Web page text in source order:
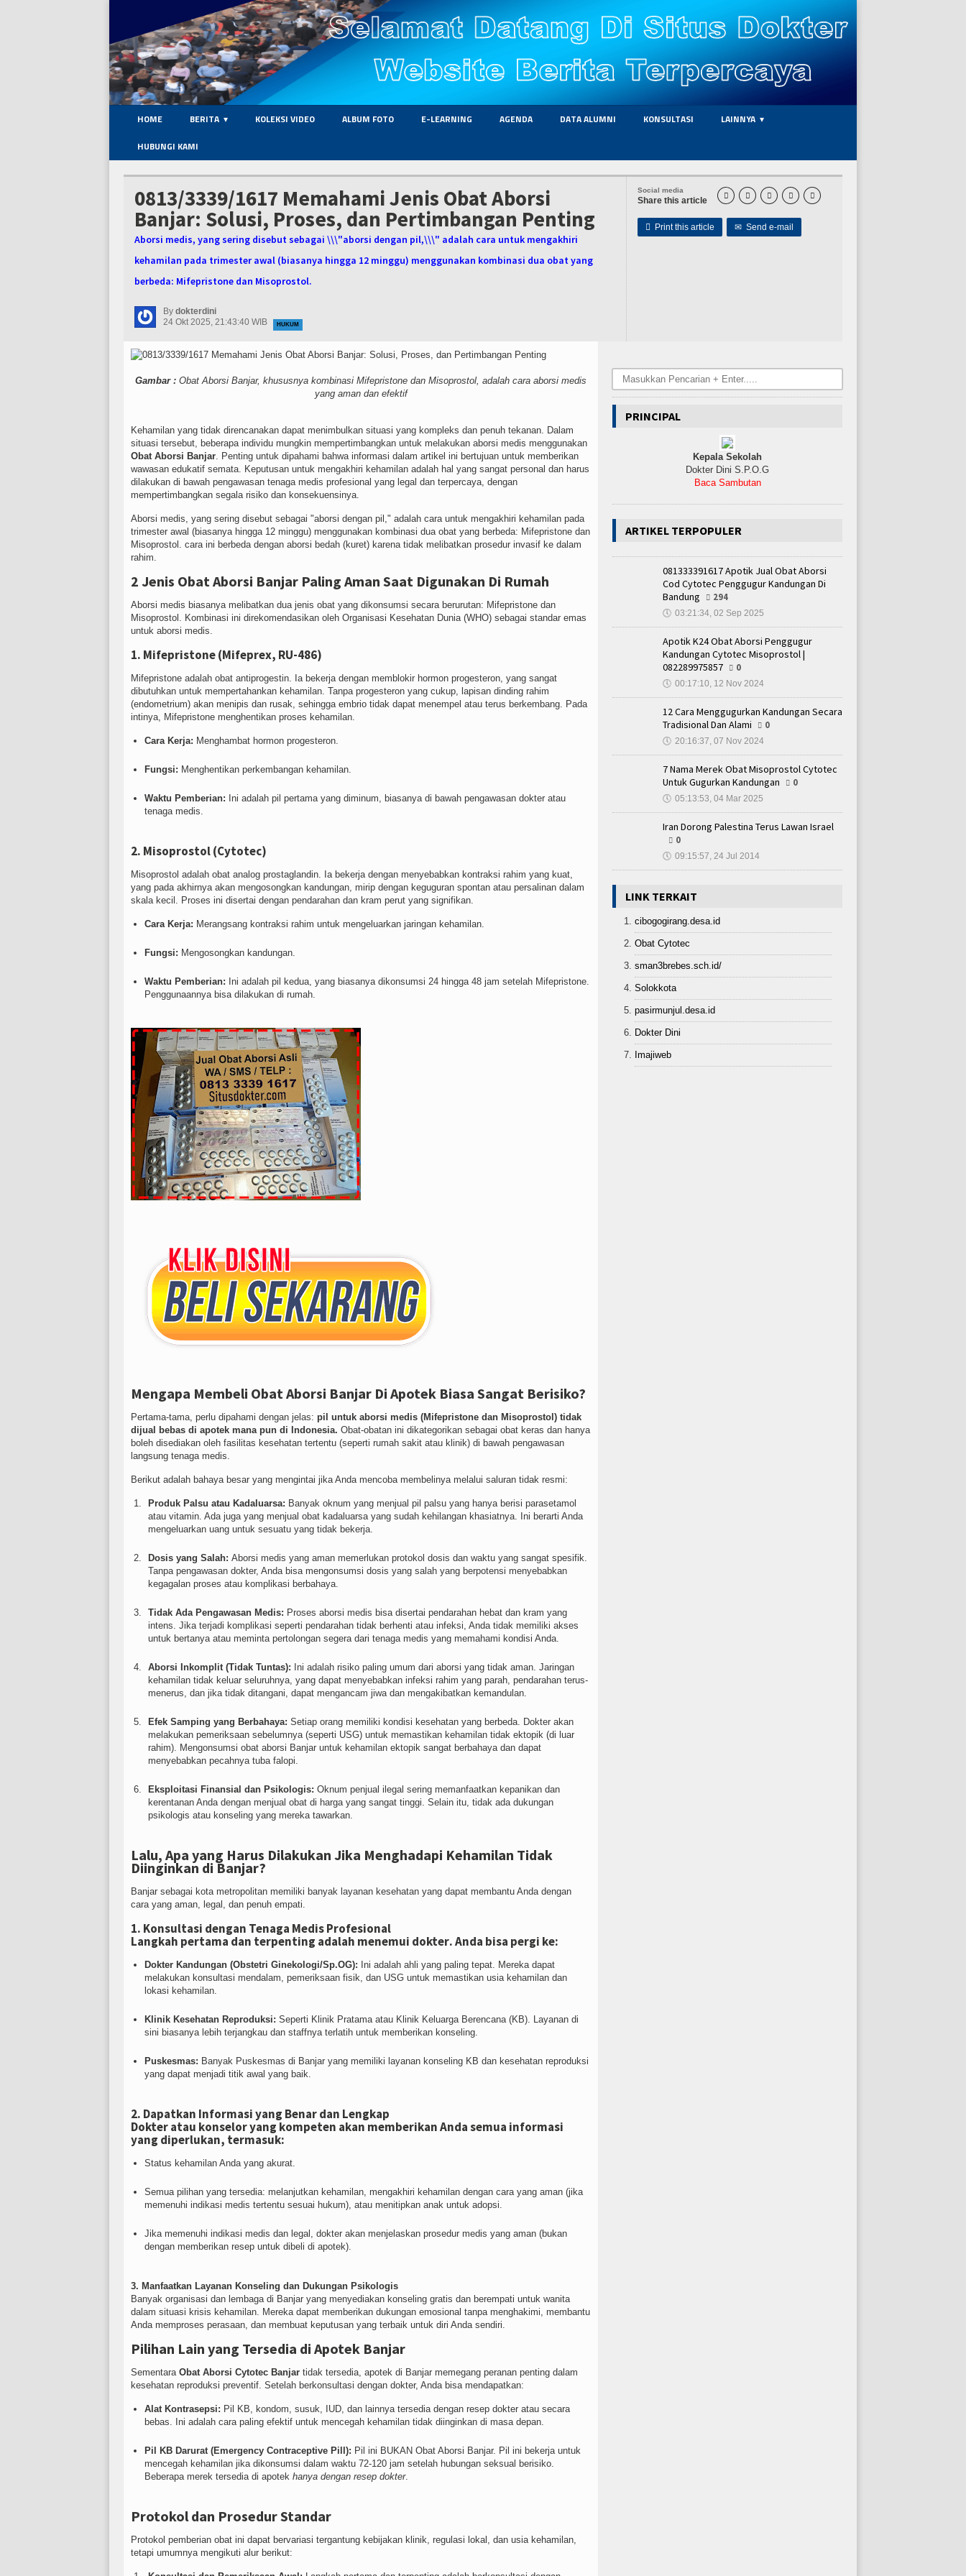
HOME BERITA KOLEKSI VIDEO ALBUM FOTO E-LEARNING AGENDA DATA ALUMNI KONSULTASI
LAINNYA
HUBUNGI KAMI
Social media
Share this article     
 Print this article ✉ Send e-mail
0813/3339/1617 Memahami Jenis Obat Aborsi
Banjar: Solusi, Proses, dan Pertimbangan Penting
Aborsi medis, yang sering disebut sebagai \\\"aborsi dengan pil,\\\" adalah cara untuk mengakhiri
kehamilan pada trimester awal (biasanya hingga 12 minggu) menggunakan kombinasi dua obat yang
berbeda: Mifepristone dan Misoprostol.
By dokterdini
24 Okt 2025, 21:43:40 WIB
HUKUM
Gambar : Obat Aborsi Banjar, khususnya kombinasi Mifepristone dan Misoprostol, adalah cara aborsi medis
yang aman dan efektif
Kehamilan yang tidak direncanakan dapat menimbulkan situasi yang kompleks dan penuh tekanan. Dalam
situasi tersebut, beberapa individu mungkin mempertimbangkan untuk melakukan aborsi medis menggunakan
Obat Aborsi Banjar. Penting untuk dipahami bahwa informasi dalam artikel ini bertujuan untuk memberikan
wawasan edukatif semata. Keputusan untuk mengakhiri kehamilan adalah hal yang sangat personal dan harus
dilakukan di bawah pengawasan tenaga medis profesional yang legal dan terpercaya, dengan
mempertimbangkan segala risiko dan konsekuensinya.
Aborsi medis, yang sering disebut sebagai "aborsi dengan pil," adalah cara untuk mengakhiri kehamilan pada
trimester awal (biasanya hingga 12 minggu) menggunakan kombinasi dua obat yang berbeda: Mifepristone dan
Misoprostol. cara ini berbeda dengan aborsi bedah (kuret) karena tidak melibatkan prosedur invasif ke dalam
rahim.
2 Jenis Obat Aborsi Banjar Paling Aman Saat Digunakan Di Rumah
Aborsi medis biasanya melibatkan dua jenis obat yang dikonsumsi secara berurutan: Mifepristone dan
Misoprostol. Kombinasi ini direkomendasikan oleh Organisasi Kesehatan Dunia (WHO) sebagai standar emas
untuk aborsi medis.
1. Mifepristone (Mifeprex, RU-486)
Mifepristone adalah obat antiprogestin. Ia bekerja dengan memblokir hormon progesteron, yang sangat
dibutuhkan untuk mempertahankan kehamilan. Tanpa progesteron yang cukup, lapisan dinding rahim
(endometrium) akan menipis dan rusak, sehingga embrio tidak dapat menempel atau terus berkembang. Pada
intinya, Mifepristone menghentikan proses kehamilan.
Cara Kerja: Menghambat hormon progesteron.
Fungsi: Menghentikan perkembangan kehamilan.
Waktu Pemberian: Ini adalah pil pertama yang diminum, biasanya di bawah pengawasan dokter atau
tenaga medis.
2. Misoprostol (Cytotec)
Misoprostol adalah obat analog prostaglandin. Ia bekerja dengan menyebabkan kontraksi rahim yang kuat,
yang pada akhirnya akan mengosongkan kandungan, mirip dengan keguguran spontan atau persalinan dalam
skala kecil. Proses ini disertai dengan pendarahan dan kram perut yang signifikan.
Cara Kerja: Merangsang kontraksi rahim untuk mengeluarkan jaringan kehamilan.
Fungsi: Mengosongkan kandungan.
Waktu Pemberian: Ini adalah pil kedua, yang biasanya dikonsumsi 24 hingga 48 jam setelah Mifepristone.
Penggunaannya bisa dilakukan di rumah.
Mengapa Membeli Obat Aborsi Banjar Di Apotek Biasa Sangat Berisiko?
Pertama-tama, perlu dipahami dengan jelas: pil untuk aborsi medis (Mifepristone dan Misoprostol) tidak
dijual bebas di apotek mana pun di Indonesia. Obat-obatan ini dikategorikan sebagai obat keras dan hanya
boleh disediakan oleh fasilitas kesehatan tertentu (seperti rumah sakit atau klinik) di bawah pengawasan
langsung tenaga medis.
Berikut adalah bahaya besar yang mengintai jika Anda mencoba membelinya melalui saluran tidak resmi:
Produk Palsu atau Kadaluarsa: Banyak oknum yang menjual pil palsu yang hanya berisi parasetamol
atau vitamin. Ada juga yang menjual obat kadaluarsa yang sudah kehilangan khasiatnya. Ini berarti Anda
mengeluarkan uang untuk sesuatu yang tidak bekerja.
Dosis yang Salah: Aborsi medis yang aman memerlukan protokol dosis dan waktu yang sangat spesifik.
Tanpa pengawasan dokter, Anda bisa mengonsumsi dosis yang salah yang berpotensi menyebabkan
kegagalan proses atau komplikasi berbahaya.
Tidak Ada Pengawasan Medis: Proses aborsi medis bisa disertai pendarahan hebat dan kram yang
intens. Jika terjadi komplikasi seperti pendarahan tidak berhenti atau infeksi, Anda tidak memiliki akses
untuk bertanya atau meminta pertolongan segera dari tenaga medis yang memahami kondisi Anda.
Aborsi Inkomplit (Tidak Tuntas): Ini adalah risiko paling umum dari aborsi yang tidak aman. Jaringan
kehamilan tidak keluar seluruhnya, yang dapat menyebabkan infeksi rahim yang parah, pendarahan terus-
menerus, dan jika tidak ditangani, dapat mengancam jiwa dan mengakibatkan kemandulan.
Efek Samping yang Berbahaya: Setiap orang memiliki kondisi kesehatan yang berbeda. Dokter akan
melakukan pemeriksaan sebelumnya (seperti USG) untuk memastikan kehamilan tidak ektopik (di luar
rahim). Mengonsumsi obat aborsi Banjar untuk kehamilan ektopik sangat berbahaya dan dapat
menyebabkan pecahnya tuba falopi.
Eksploitasi Finansial dan Psikologis: Oknum penjual ilegal sering memanfaatkan kepanikan dan
kerentanan Anda dengan menjual obat di harga yang sangat tinggi. Selain itu, tidak ada dukungan
psikologis atau konseling yang mereka tawarkan.
Lalu, Apa yang Harus Dilakukan Jika Menghadapi Kehamilan Tidak
Diinginkan di Banjar?
Banjar sebagai kota metropolitan memiliki banyak layanan kesehatan yang dapat membantu Anda dengan
cara yang aman, legal, dan penuh empati.
1. Konsultasi dengan Tenaga Medis Profesional
Langkah pertama dan terpenting adalah menemui dokter. Anda bisa pergi ke:
Dokter Kandungan (Obstetri Ginekologi/Sp.OG): Ini adalah ahli yang paling tepat. Mereka dapat
melakukan konsultasi mendalam, pemeriksaan fisik, dan USG untuk memastikan usia kehamilan dan
lokasi kehamilan.
Klinik Kesehatan Reproduksi: Seperti Klinik Pratama atau Klinik Keluarga Berencana (KB). Layanan di
sini biasanya lebih terjangkau dan staffnya terlatih untuk memberikan konseling.
Puskesmas: Banyak Puskesmas di Banjar yang memiliki layanan konseling KB dan kesehatan reproduksi
yang dapat menjadi titik awal yang baik.
2. Dapatkan Informasi yang Benar dan Lengkap
Dokter atau konselor yang kompeten akan memberikan Anda semua informasi
yang diperlukan, termasuk:
Status kehamilan Anda yang akurat.
Semua pilihan yang tersedia: melanjutkan kehamilan, mengakhiri kehamilan dengan cara yang aman (jika
memenuhi indikasi medis tertentu sesuai hukum), atau menitipkan anak untuk adopsi.
Jika memenuhi indikasi medis dan legal, dokter akan menjelaskan prosedur medis yang aman (bukan
dengan memberikan resep untuk dibeli di apotek).
3. Manfaatkan Layanan Konseling dan Dukungan Psikologis
Banyak organisasi dan lembaga di Banjar yang menyediakan konseling gratis dan berempati untuk wanita
dalam situasi krisis kehamilan. Mereka dapat memberikan dukungan emosional tanpa menghakimi, membantu
Anda memproses perasaan, dan membuat keputusan yang terbaik untuk diri Anda sendiri.
Pilihan Lain yang Tersedia di Apotek Banjar
Sementara Obat Aborsi Cytotec Banjar tidak tersedia, apotek di Banjar memegang peranan penting dalam
kesehatan reproduksi preventif. Setelah berkonsultasi dengan dokter, Anda bisa mendapatkan:
Alat Kontrasepsi: Pil KB, kondom, susuk, IUD, dan lainnya tersedia dengan resep dokter atau secara
bebas. Ini adalah cara paling efektif untuk mencegah kehamilan tidak diinginkan di masa depan.
Pil KB Darurat (Emergency Contraceptive Pill): Pil ini BUKAN Obat Aborsi Banjar. Pil ini bekerja untuk
mencegah kehamilan jika dikonsumsi dalam waktu 72-120 jam setelah hubungan seksual berisiko.
Beberapa merek tersedia di apotek hanya dengan resep dokter.
Protokol dan Prosedur Standar
Protokol pemberian obat ini dapat bervariasi tergantung kebijakan klinik, regulasi lokal, dan usia kehamilan,
tetapi umumnya mengikuti alur berikut:
PRINCIPAL
Kepala Sekolah
Dokter Dini S.P.O.G
Baca Sambutan
ARTIKEL TERPOPULER
081333391617 Apotik Jual Obat Aborsi
Cod Cytotec Penggugur Kandungan Di
Bandung
294
🕔 03:21:34, 02 Sep 2025
Apotik K24 Obat Aborsi Penggugur
Kandungan Cytotec Misoprostol |
082289975857
0
🕔 00:17:10, 12 Nov 2024
12 Cara Menggugurkan Kandungan Secara
Tradisional Dan Alami
0
🕔 20:16:37, 07 Nov 2024
7 Nama Merek Obat Misoprostol Cytotec
Untuk Gugurkan Kandungan
0
🕔 05:13:53, 04 Mar 2025
Iran Dorong Palestina Terus Lawan Israel
0
🕔 09:15:57, 24 Jul 2014
LINK TERKAIT
cibogogirang.desa.id
Obat Cytotec
sman3brebes.sch.id/
Solokkota
pasirmunjul.desa.id
Dokter Dini
Imajiweb